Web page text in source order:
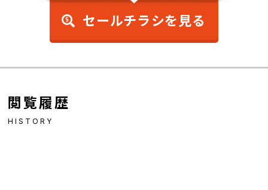
セールチラシを見る
閲覧履歴
HISTORY